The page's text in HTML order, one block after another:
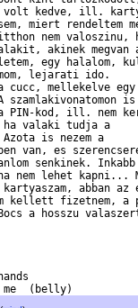
volt kedve, ill.
miert rendeltem
nem valoszinu,
akinek megvan
egy halalom,
lejarati ido.
mellekelve egy
is
PIN-kod, ill. nem
ha valaki tudja a
is nezem a
van, es
senkinek. Inkabb
nem lehet kapni...
abban az
kellett fizetnem, a
a hosszu